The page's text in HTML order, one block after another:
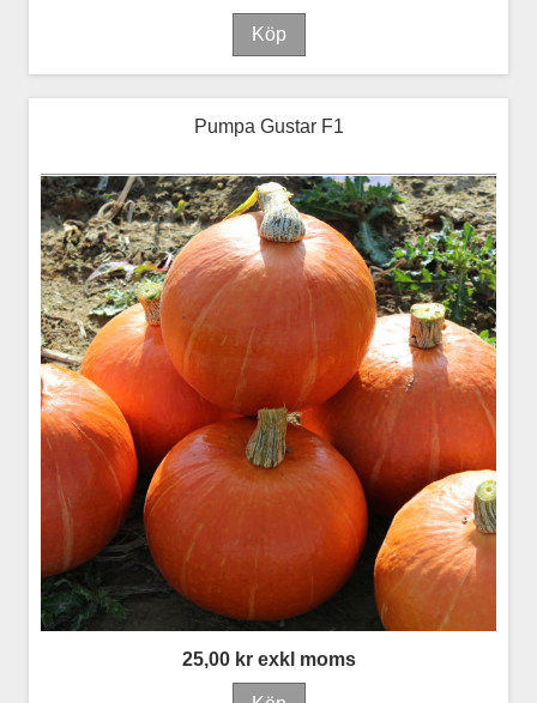
Pumpa Gustar F1
25,00 kr exkl moms